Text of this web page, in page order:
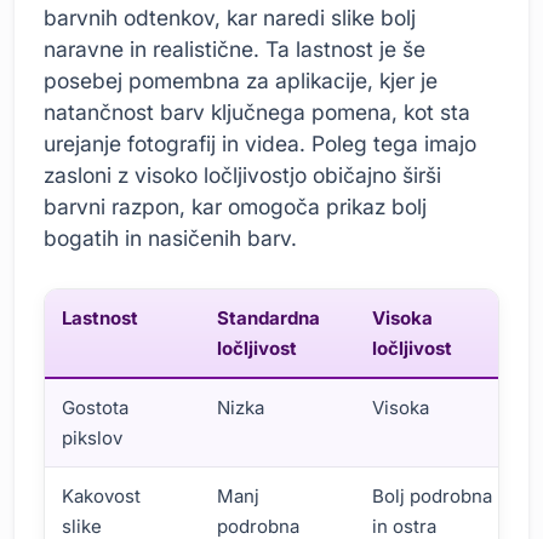
barvnih odtenkov, kar naredi slike bolj
naravne in realistične. Ta lastnost je še
posebej pomembna za aplikacije, kjer je
natančnost barv ključnega pomena, kot sta
urejanje fotografij in videa. Poleg tega imajo
zasloni z visoko ločljivostjo običajno širši
barvni razpon, kar omogoča prikaz bolj
bogatih in nasičenih barv.
Lastnost
Standardna
ločljivost
Visoka
ločljivost
Gostota
pikslov
Nizka Visoka
Kakovost
slike
Manj
podrobna
Bolj podrobna
in ostra